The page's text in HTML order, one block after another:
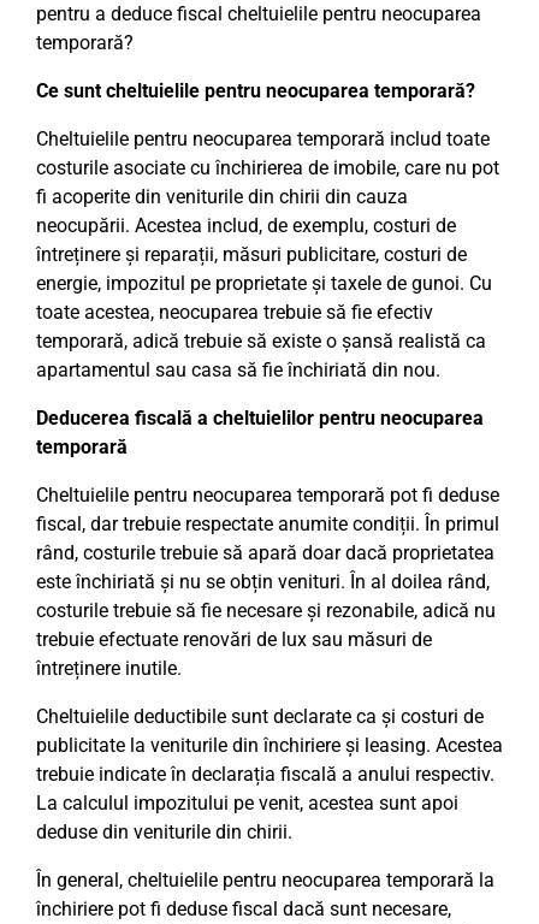
pentru a deduce fiscal cheltuielile pentru neocuparea
temporară?
Ce sunt cheltuielile pentru neocuparea temporară?
Cheltuielile pentru neocuparea temporară includ toate
costurile asociate cu închirierea de imobile, care nu pot
fi acoperite din veniturile din chirii din cauza
neocupării. Acestea includ, de exemplu, costuri de
întreținere și reparații, măsuri publicitare, costuri de
energie, impozitul pe proprietate și taxele de gunoi. Cu
toate acestea, neocuparea trebuie să fie efectiv
temporară, adică trebuie să existe o șansă realistă ca
apartamentul sau casa să fie închiriată din nou.
Deducerea fiscală a cheltuielilor pentru neocuparea
temporară
Cheltuielile pentru neocuparea temporară pot fi deduse
fiscal, dar trebuie respectate anumite condiții. În primul
rând, costurile trebuie să apară doar dacă proprietatea
este închiriată și nu se obțin venituri. În al doilea rând,
costurile trebuie să fie necesare și rezonabile, adică nu
trebuie efectuate renovări de lux sau măsuri de
întreținere inutile.
Cheltuielile deductibile sunt declarate ca și costuri de
publicitate la veniturile din închiriere și leasing. Acestea
trebuie indicate în declarația fiscală a anului respectiv.
La calculul impozitului pe venit, acestea sunt apoi
deduse din veniturile din chirii.
În general, cheltuielile pentru neocuparea temporară la
închiriere pot fi deduse fiscal dacă sunt necesare,